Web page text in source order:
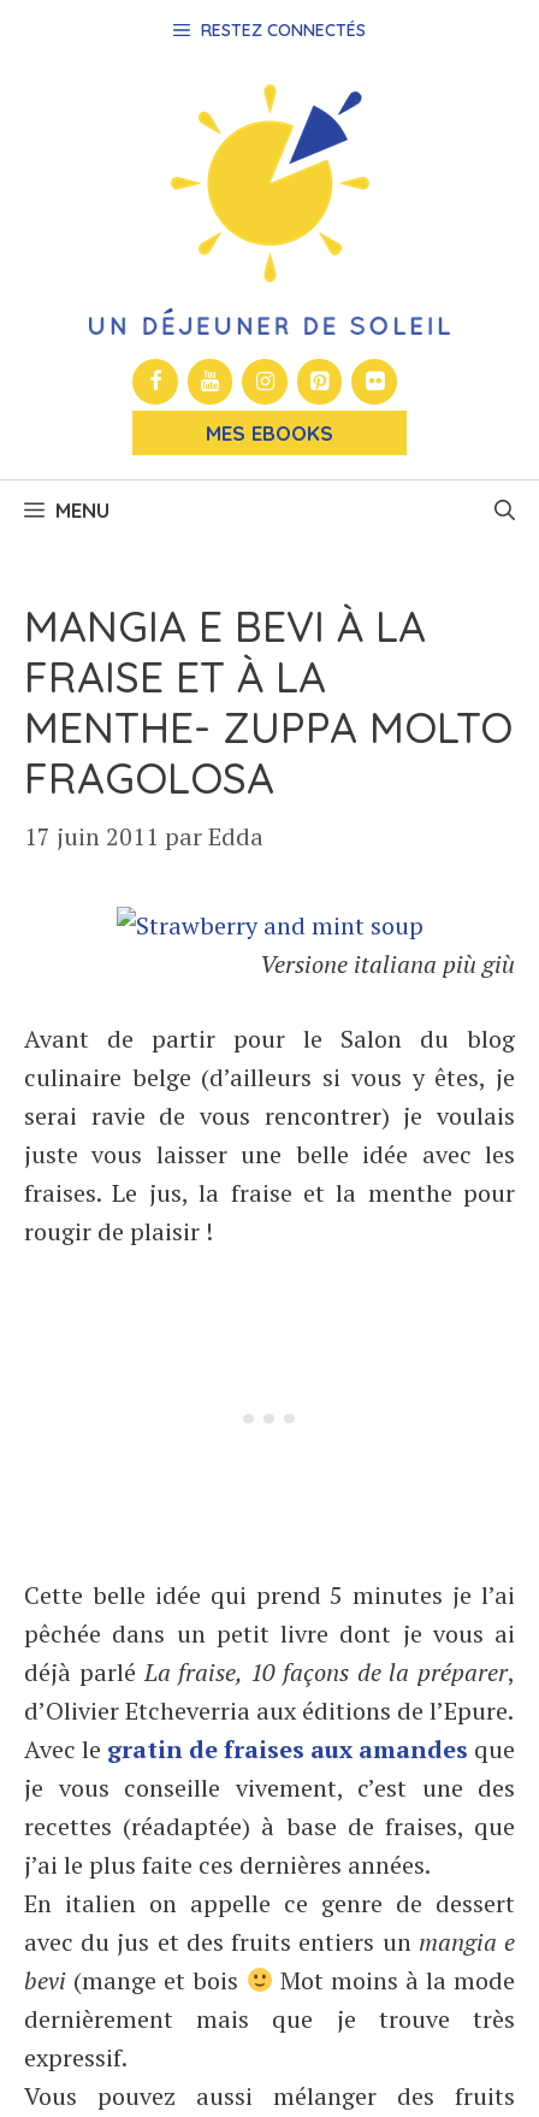
RESTEZ CONNECTÉS
MES EBOOKS
MENU
MANGIA E BEVI À LA
FRAISE ET À LA
MENTHE- ZUPPA MOLTO
FRAGOLOSA
17 juin 2011 parEdda
Versione italiana più giù
Avant de partir pour le Salon du blog
culinaire belge (d’ailleurs si vous y êtes, je
serai ravie de vous rencontrer) je voulais
juste vous laisser une belle idée avec les
fraises. Le jus, la fraise et la menthe pour
rougir de plaisir !
Cette belle idée qui prend 5 minutes je l’ai
pêchée dans un petit livre dont je vous ai
déjà parléLa fraise, 10 façons de la préparer,
d’Olivier Etcheverria aux éditions de l’Epure.
Avec le gratin de fraises aux amandes que
je vous conseille vivement, c’est une des
recettes (réadaptée) à base de fraises, que
j’ai le plus faite ces dernières années.
En italien on appelle ce genre de dessert
avec du jus et des fruits entiers un mangia e
bevi (mange et bois
Mot moins à la mode
dernièrement mais que je trouve très
expressif.
Vous pouvez aussi mélanger des fruits